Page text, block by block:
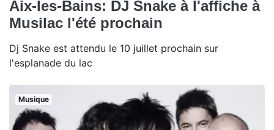
Aix-les-Bains: DJ Snake à l'affiche à
Musilac l'été prochain
Dj Snake est attendu le 10 juillet prochain sur
l'esplanade du lac
Musique